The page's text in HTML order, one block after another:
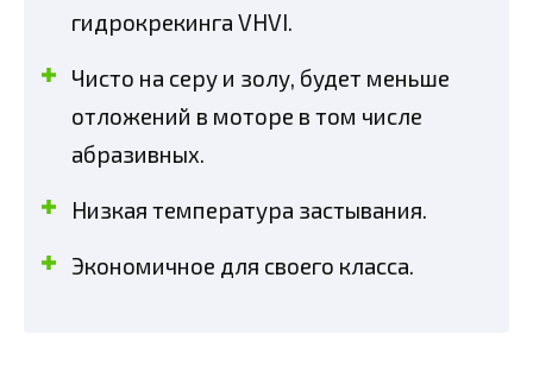
гидрокрекинга VHVI.
Чисто на серу и золу, будет меньше
отложений в моторе в том числе
абразивных.
Низкая температура застывания.
Экономичное для своего класса.